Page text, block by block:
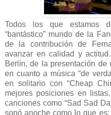
Todos los que estamos
“bantástico” mundo de la
de la contribución de
avanzar en calidad y
Berlín, de la presentación
en cuanto a música “de
en solitario con “Cheap
mejores posiciones en
canciones como “Sad Sad
sonó anoche como lo que